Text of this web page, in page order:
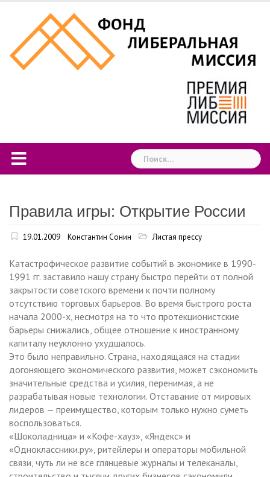
content
Найти:
Правила игры: Открытие России
19.01.2009 Константин Сонин Листая прессу
Катастрофическое развитие событий в экономике в 1990-
1991 гг. заставило нашу страну быстро перейти от полной
закрытости советского времени к почти полному
отсутствию торговых барьеров. Во время быстрого роста
начала 2000-х, несмотря на то что протекционистские
барьеры снижались, общее отношение к иностранному
капиталу неуклонно ухудшалось.
Это было неправильно. Страна, находящаяся на стадии
догоняющего экономического развития, может сэкономить
значительные средства и усилия, перенимая, а не
разрабатывая новые технологии. Отставание от мировых
лидеров — преимущество, которым только нужно суметь
воспользоваться.
«Шоколадница» и «Кофе-хауз», «Яндекс» и
«Одноклассники.ру», ритейлеры и операторы мобильной
связи, чуть ли не все глянцевые журналы и телеканалы,